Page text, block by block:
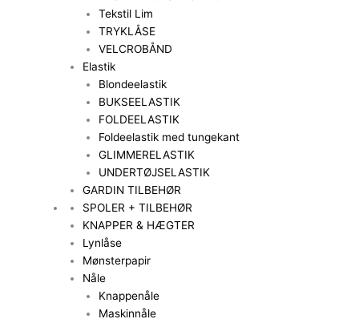
Tekstil Lim
TRYKLÅSE
VELCROBÅND
Elastik
Blondeelastik
BUKSEELASTIK
FOLDEELASTIK
Foldeelastik med tungekant
GLIMMERELASTIK
UNDERTØJSELASTIK
GARDIN TILBEHØR
SPOLER + TILBEHØR
KNAPPER & HÆGTER
Lynlåse
Mønsterpapir
Nåle
Knappenåle
Maskinnåle